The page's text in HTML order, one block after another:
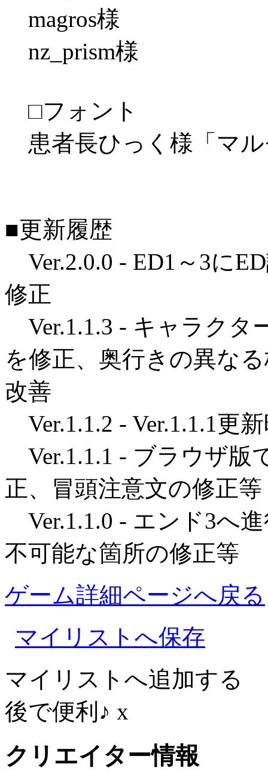
magros様
nz_prism様
□フォント
患者長ひっく様「マ
■更新履歴
Ver.2.0.0 - ED1～3に
修正
Ver.1.1.3 - キャラクタ
を修正、奥行きの異な
改善
Ver.1.1.2 - Ver.1.1.1更
Ver.1.1.1 - ブラウザ版
正、冒頭注意文の修正等
Ver.1.1.0 - エンド3へ
不可能な箇所の修正等
ゲーム詳細ページへ戻る
マイリストへ保存
マイリストへ追加する
後で便利♪ x
クリエイター情報